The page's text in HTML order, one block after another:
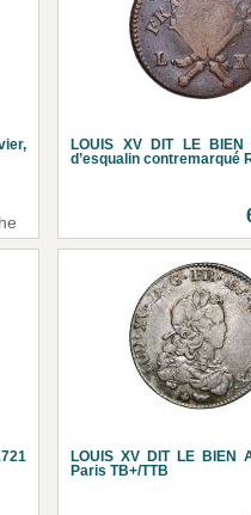
LOUIS XV DIT LE
d’esqualin contremarqué
LOUIS XV DIT LE BIEN
Paris TB+/TTB